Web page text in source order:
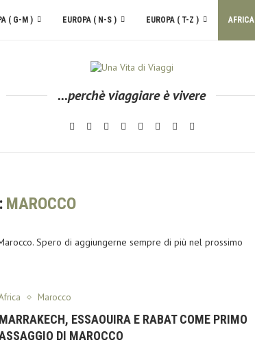
( G-M ) EUROPA ( N-S ) EUROPA ( T-Z ) AFRICA
...perchè viaggiare è vivere
MAROCCO
Spero di aggiungerne sempre di più nel prossimo
Marocco
MARRAKECH, ESSAOUIRA E RABAT COME PRIMO
DI MAROCCO